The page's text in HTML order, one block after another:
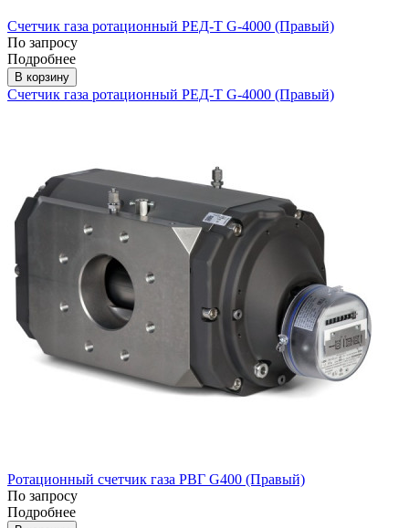
Счетчик газа ротационный РЕД-Т G-4000 (Правый)
По запросу
Подробнее
В корзину
Счетчик газа ротационный РЕД-Т G-4000 (Правый)
Ротационный счетчик газа РВГ G400 (Правый)
По запросу
Подробнее